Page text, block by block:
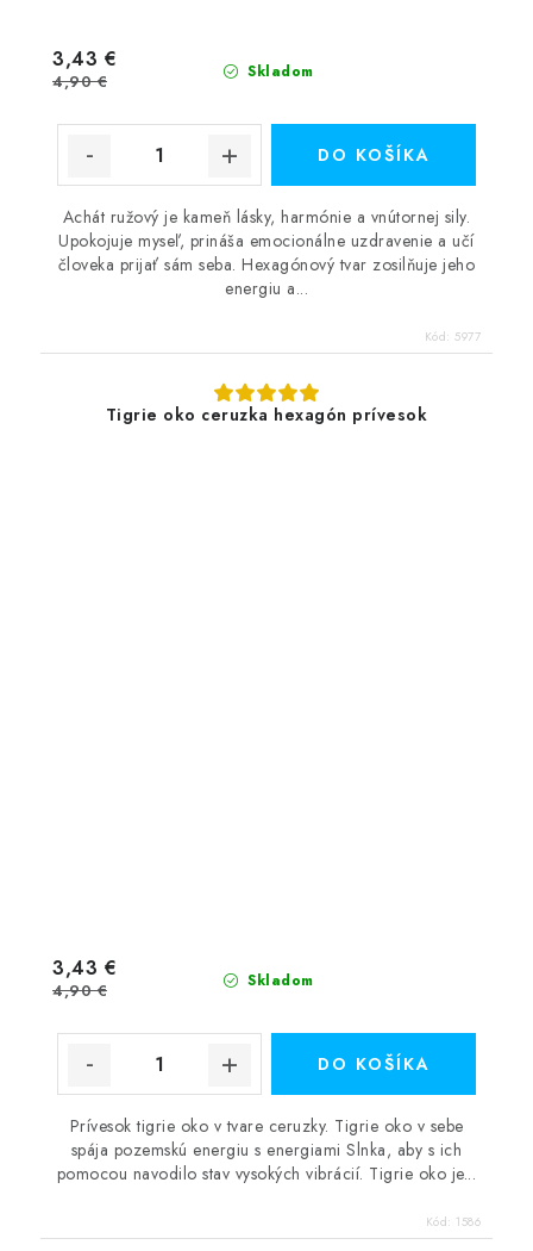
Skladom
3,43 €
4,90 €
DO KOŠÍKA
Achát ružový je kameň lásky, harmónie a vnútornej sily.
Upokojuje myseľ, prináša emocionálne uzdravenie a učí
človeka prijať sám seba. Hexagónový tvar zosilňuje jeho
energiu a...
Kód: 5977
Tigrie oko ceruzka hexagón prívesok
Skladom
3,43 €
4,90 €
DO KOŠÍKA
Prívesok tigrie oko v tvare ceruzky. Tigrie oko v sebe
spája pozemskú energiu s energiami Slnka, aby s ich
pomocou navodilo stav vysokých vibrácií. Tigrie oko je...
Kód: 1586